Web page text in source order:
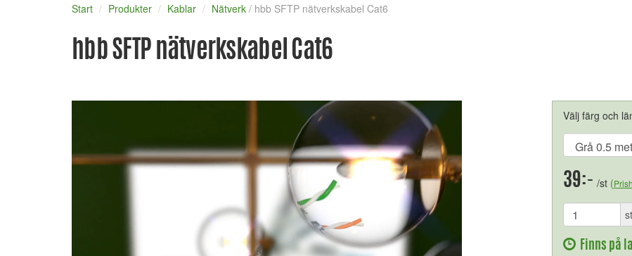
Start Produkter Kablar Nätverk / hbb SFTP nätverkskabel Cat6
hbb SFTP nätverkskabel Cat6
Välj färg och
39:- /st (
st
Finns på